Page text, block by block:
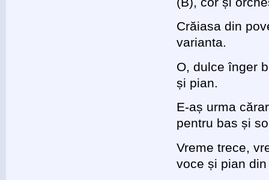
Crăiasa din
varianta.
O, dulce înger
și pian.
E-aș urma
pentru bas și
Vreme trece,
voce și pian